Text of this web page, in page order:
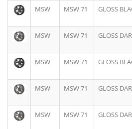
MSW MSW 71 GLOSS
MSW MSW 71 GLOSS
MSW MSW 71 GLOSS
MSW MSW 71 GLOSS
MSW MSW 71 GLOSS